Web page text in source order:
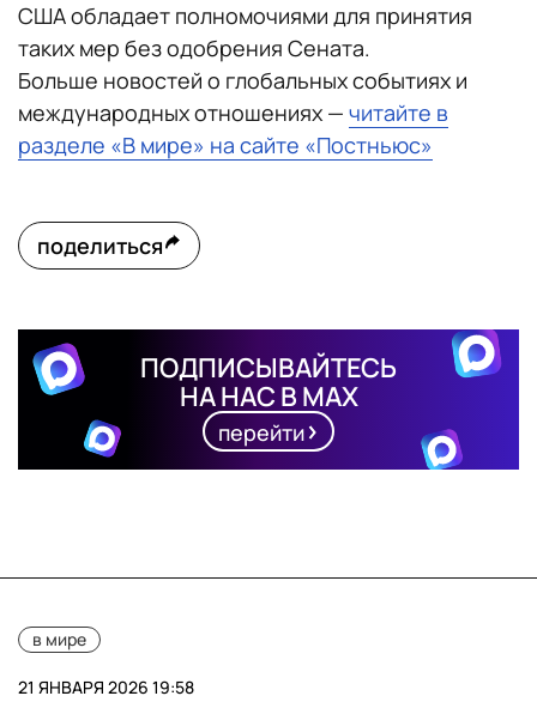
США обладает полномочиями для принятия
таких мер без одобрения Сената.
Больше новостей о глобальных событиях и
международных отношениях — читайте в
разделе «В мире» на сайте «Постньюс»
поделиться
ПОДПИСЫВАЙТЕСЬ
НА НАС В MAX
перейти
в мире
21 ЯНВАРЯ 2026 19:58